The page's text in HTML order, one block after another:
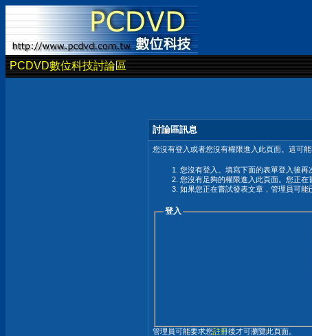
PCDVD數位科技討論區
討論區訊息
您沒有登入或者您沒有權限進入此頁面。這可
您沒有登入。填寫下面的表單登入後再
您沒有足夠的權限進入此頁面。您正
如果您正在嘗試發表文章，管理員可能
登入
管理員可能要求您註冊後才可瀏覽此頁面。